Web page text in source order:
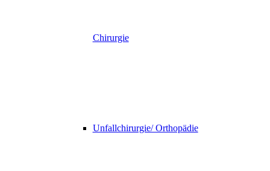
Chirurgie
Unfallchirurgie/ Orthopädie